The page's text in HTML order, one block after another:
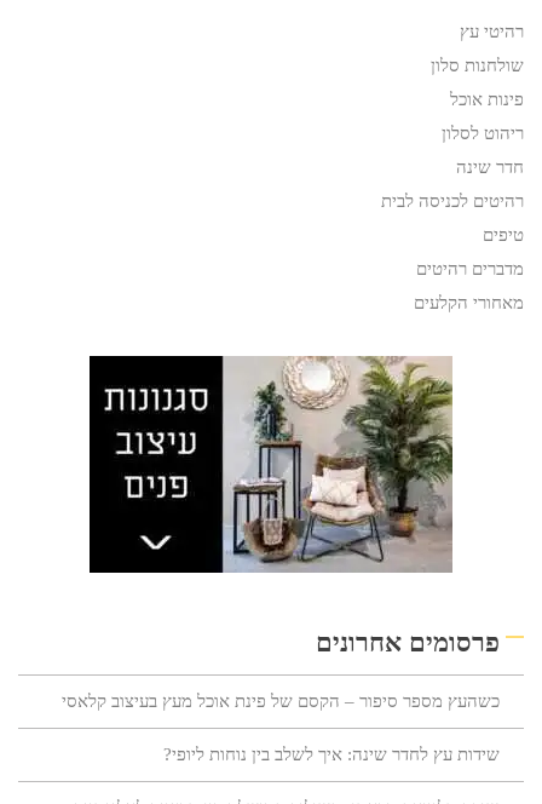
רהיטי עץ
שולחנות סלון
פינות אוכל
ריהוט לסלון
חדר שינה
רהיטים לכניסה לבית
טיפים
מדברים רהיטים
מאחורי הקלעים
פרסומים אחרונים
כשהעץ מספר סיפור – הקסם של פינת אוכל מעץ בעיצוב קלאסי
שידות עץ לחדר שינה: איך לשלב בין נוחות ליופי?